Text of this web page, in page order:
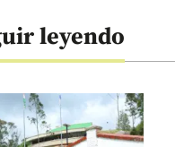
leyendo